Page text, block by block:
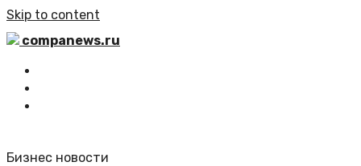
Skip to content
companews.ru
Бизнес новости